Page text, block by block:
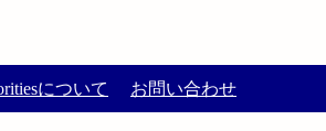
について お問い合わせ